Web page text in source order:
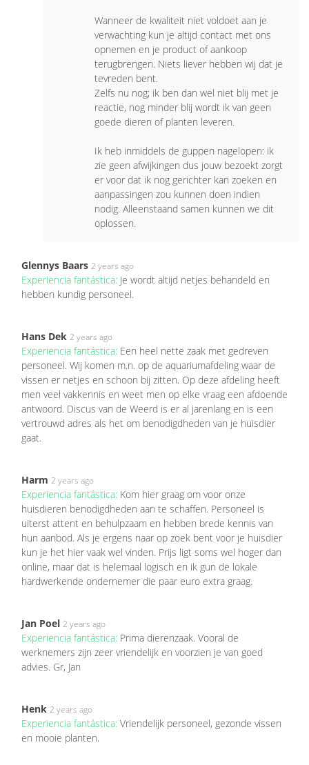
Wanneer de kwaliteit niet voldoet aan je
verwachting kun je altijd contact met ons
opnemen en je product of aankoop
terugbrengen. Niets liever hebben wij dat je
tevreden bent.
Zelfs nu nog; ik ben dan wel niet blij met je
reactie, nog minder blij wordt ik van geen
goede dieren of planten leveren.
Ik heb inmiddels de guppen nagelopen: ik
zie geen afwijkingen dus jouw bezoekt zorgt
er voor dat ik nog gerichter kan zoeken en
aanpassingen zou kunnen doen indien
nodig. Alleenstaand samen kunnen we dit
oplossen.
Glennys Baars 2 years ago
Experiencia fantástica: Je wordt altijd netjes behandeld en
hebben kundig personeel.
Hans Dek 2 years ago
Experiencia fantástica: Een heel nette zaak met gedreven
personeel. Wij komen m.n. op de aquariumafdeling waar de
vissen er netjes en schoon bij zitten. Op deze afdeling heeft
men veel vakkennis en weet men op elke vraag een afdoende
antwoord. Discus van de Weerd is er al jarenlang en is een
vertrouwd adres als het om benodigdheden van je huisdier
gaat.
Harm 2 years ago
Experiencia fantástica: Kom hier graag om voor onze
huisdieren benodigdheden aan te schaffen. Personeel is
uiterst attent en behulpzaam en hebben brede kennis van
hun aanbod. Als je ergens naar op zoek bent voor je huisdier
kun je het hier vaak wel vinden. Prijs ligt soms wel hoger dan
online, maar dat is helemaal logisch en ik gun de lokale
hardwerkende ondernemer die paar euro extra graag.
Jan Poel 2 years ago
Experiencia fantástica: Prima dierenzaak. Vooral de
werknemers zijn zeer vriendelijk en voorzien je van goed
advies. Gr, Jan
Henk 2 years ago
Experiencia fantástica: Vriendelijk personeel, gezonde vissen
en mooie planten.